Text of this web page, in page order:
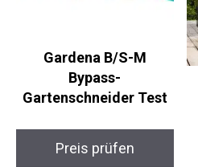
Gardena B/S-M
Bypass-
Gartenschneider Test
Preis prüfen